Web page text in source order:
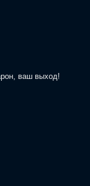
ваш выход!